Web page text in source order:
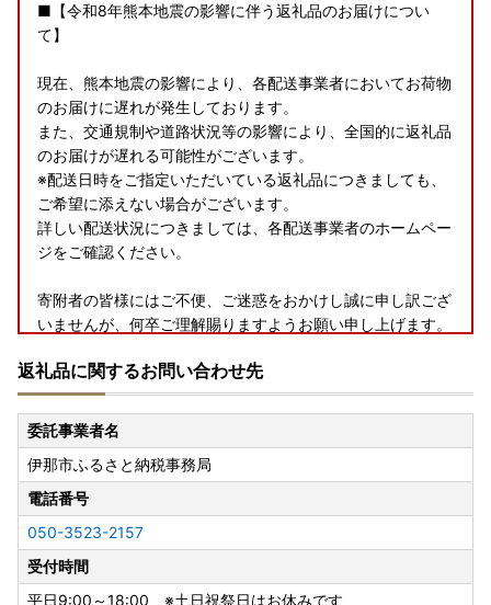
■【令和8年熊本地震の影響に伴う返礼品のお届けについ
て】
現在、熊本地震の影響により、各配送事業者においてお荷物
のお届けに遅れが発生しております。
また、交通規制や道路状況等の影響により、全国的に返礼品
のお届けが遅れる可能性がございます。
※配送日時をご指定いただいている返礼品につきましても、
ご希望に添えない場合がございます。
詳しい配送状況につきましては、各配送事業者のホームペー
ジをご確認ください。
寄附者の皆様にはご不便、ご迷惑をおかけし誠に申し訳ござ
いませんが、何卒ご理解賜りますようお願い申し上げます。
■お盆休業期間のご案内～ふるさと納税・返礼品のお問い合
わせについて～
＝＝＝＝＝
お盆休業期間
2026年8月11日（火）～8月16日（日）まで
＝＝＝＝＝
返礼品に関するお問い合わせ先
委託事業者名
伊那市ふるさと納税事務局
電話番号
050-3523-2157
受付時間
平日9:00～18:00 ※土日祝祭日はお休みです